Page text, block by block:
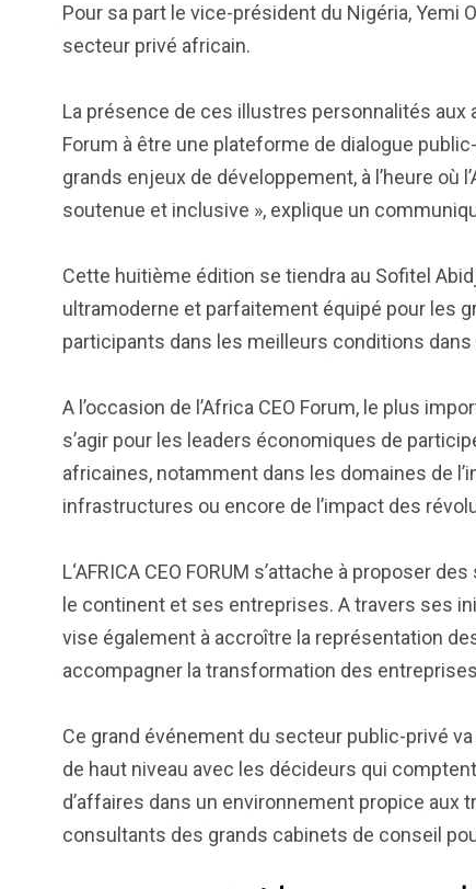
Pour sa part le vice-président du Nigéria, Yemi
secteur privé africain.
La présence de ces illustres personnalités aux
Forum à être une plateforme de dialogue
grands enjeux de développement, à l’heure
soutenue et inclusive », explique un
Cette huitième édition se tiendra au Sofitel
ultramoderne et parfaitement équipé pour les
participants dans les meilleurs conditions dans
A l’occasion de l’Africa CEO Forum, le plus
s’agir pour les leaders économiques de
africaines, notamment dans les domaines de
infrastructures ou encore de l’impact des
L‘AFRICA CEO FORUM s’attache à proposer
le continent et ses entreprises. A travers ses
vise également à accroître la représentation
accompagner la transformation des
Ce grand événement du secteur public-privé
de haut niveau avec les décideurs qui
d’affaires dans un environnement propice
consultants des grands cabinets de conseil
& astuces
1824
Une
1
1
wedding
1
Weekend